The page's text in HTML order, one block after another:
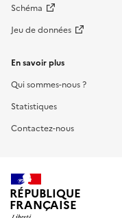
Schéma
Jeu de données
En savoir plus
Qui sommes-nous ?
Statistiques
Contactez-nous
RÉPUBLIQUE
FRANÇAISE